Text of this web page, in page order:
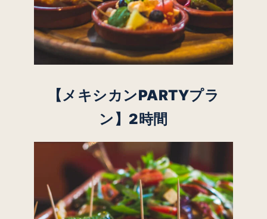
【メキシカンPARTYプラ
ン】 2時間